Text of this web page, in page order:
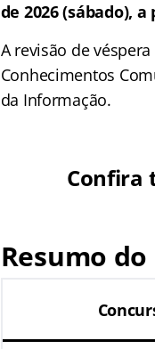
de 2026 (sábado),
A revisão de
Conhecimentos
da Informação.
Confira
Resumo do